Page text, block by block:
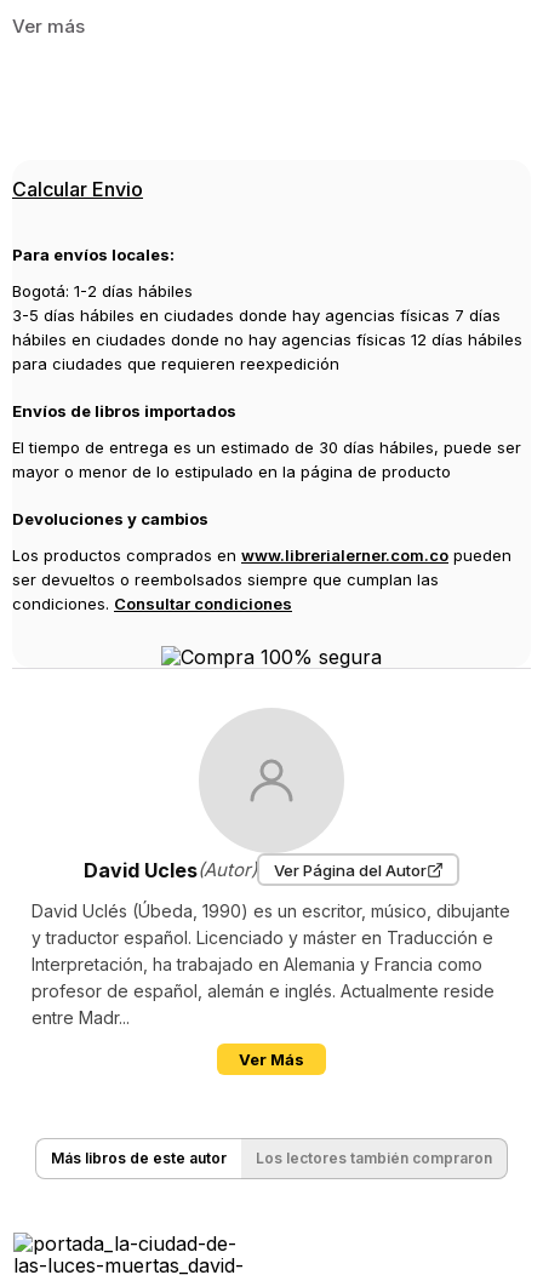
9786287897281
DEBOLSILLO
Año de publicación
2026
Calcular Envio
Para envíos locales:
Bogotá: 1-2 días hábiles
3-5 días hábiles en ciudades donde hay agencias físicas 7 días
hábiles en ciudades donde no hay agencias físicas 12 días hábiles
para ciudades que requieren reexpedición
Envíos de libros importados
El tiempo de entrega es un estimado de 30 días hábiles, puede ser
mayor o menor de lo estipulado en la página de producto
Devoluciones y cambios
Los productos comprados en www.librerialerner.com.co pueden
ser devueltos o reembolsados siempre que cumplan las
condiciones. Consultar condiciones
David Ucles(Autor) Ver Página del Autor
David Uclés (Úbeda, 1990) es un escritor, músico, dibujante
y traductor español. Licenciado y máster en Traducción e
Interpretación, ha trabajado en Alemania y Francia como
profesor de español, alemán e inglés. Actualmente reside
entre Madr...
Ver Más
Más libros de este autor Los lectores también compraron